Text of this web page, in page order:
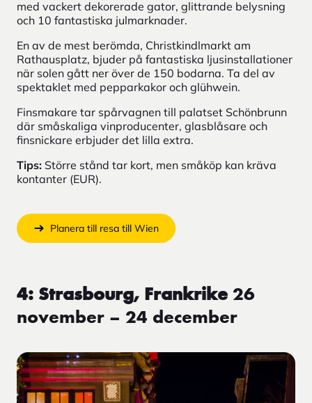
med vackert dekorerade gator, glittrande belysning
och 10 fantastiska julmarknader.
En av de mest berömda, Christkindlmarkt am
Rathausplatz, bjuder på fantastiska ljusinstallationer
när solen gått ner över de 150 bodarna. Ta del av
spektaklet med pepparkakor och glühwein.
Finsmakare tar spårvagnen till palatset Schönbrunn
där småskaliga vinproducenter, glasblåsare och
finsnickare erbjuder det lilla extra.
Tips: Större stånd tar kort, men småköp kan kräva
kontanter (EUR).
Planera till resa till Wien
4: Strasbourg, Frankrike 26
november – 24 december